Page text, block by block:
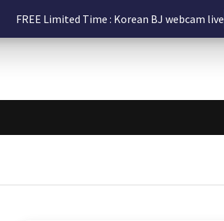
FREE Limited Time : Korean BJ webcam live